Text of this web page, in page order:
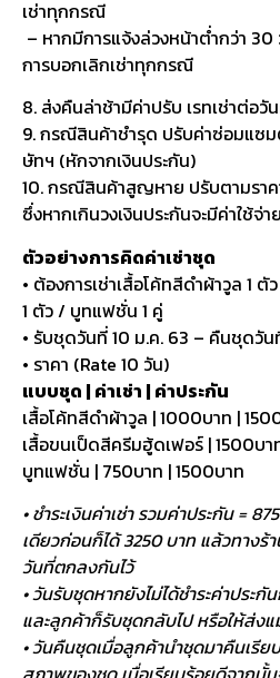
เช่าทุกกรณี
– หากมีการแจ้งล่วงหน้าต่ำกว่า
การบอกเลิกเช่าทุกกรณี
8. ส่งคืนล่าช้ามีค่าปรับ เรทเช่าต่อ
9. กรณีสินค้าชำรุด ปรับค่าซ่อมแซม
ษัทฯ (หักจากเงินประกัน)
10. กรณีสินค้าสูญหาย ปรับตามราค
ซึ่งหากเกินวงเงินประกันจะมีค่าใช้จ่
ตัวอย่างการคิดค่าเช่าชุด
• ต้องการเช่าเสื้อโค้ทสีดำผ้าวูล 1
1 ตัว / บูทแฟชั่น 1 คู่
• รับชุดวันที่ 10 ม.ค. 63 – คืนชุดวัน
• ราคา (Rate 10 วัน)
แบบชุด | ค่าเช่า | ค่าประกัน
เสื้อโค้ทสีดำผ้าวูล | 1000บาท |
เสื้อขนเป็ดสีครีมฮู้ดเฟอร์ | 1500บ
บูทแฟชั่น | 750บาท | 1500บาท
• ชำระเงินค่าเช่า รวมค่าประกัน =
เดียวก่อนก็ได้ 3250 บาท แล้วทางร้
วันที่ตกลงกันไว้
• วันรับชุดหากยังไม่ได้ชำระค่าประกั
และลูกค้าก็รับชุดกลับไป หรือให้ส่งแ
• วันคืนชุดเมื่อลูกค้านำชุดมาคืนเรีย